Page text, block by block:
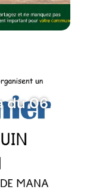
du 06